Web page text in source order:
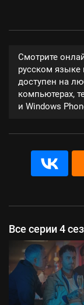
Смотрите
русском
доступен на
компьютерах,
и Windows
Все серии 4